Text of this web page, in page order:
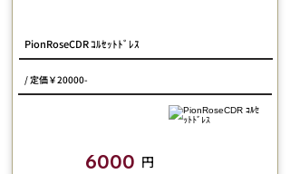
PionRoseCDR ｺﾙｾｯﾄﾄﾞﾚｽ
/ 定価￥20000-
6000 円